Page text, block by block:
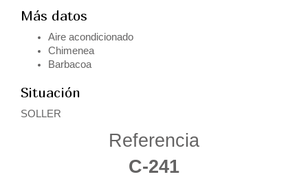
Más datos
Aire acondicionado
Chimenea
Barbacoa
Situación
SOLLER
Referencia
C-241